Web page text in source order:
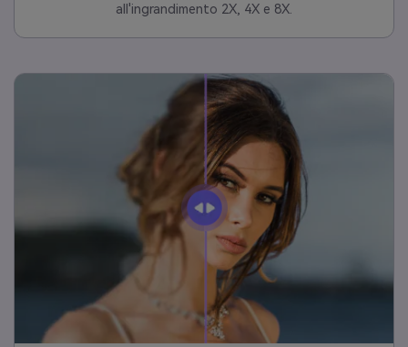
all'ingrandimento 2X, 4X e 8X.